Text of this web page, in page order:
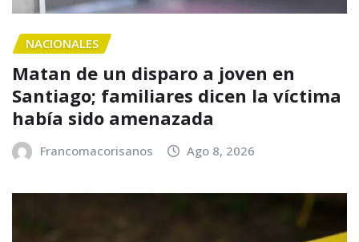
NACIONALES
Matan de un disparo a joven en
Santiago; familiares dicen la víctima
había sido amenazada
Francomacorisanos Ago 8, 2026